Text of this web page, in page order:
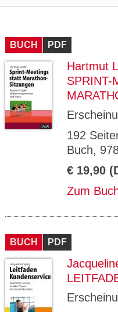
BUCH PDF
Hartmut
SPRINT-
192
Buch,
€ 19,90
Zum
BUCH PDF
Name Zweck
ESSION
_ID
verlag.
de
GV_CO
OKIES
gabal-
Speichert
Domäne.